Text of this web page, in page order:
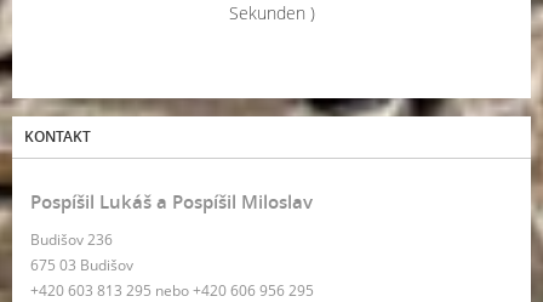
Sekunden )
KONTAKT
Pospíšil Lukáš a Pospíšil Miloslav
Budišov 236
675 03 Budišov
+420 603 813 295 nebo +420 606 956 295